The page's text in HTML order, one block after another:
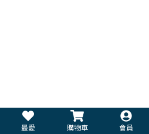
最愛 購物車 會員